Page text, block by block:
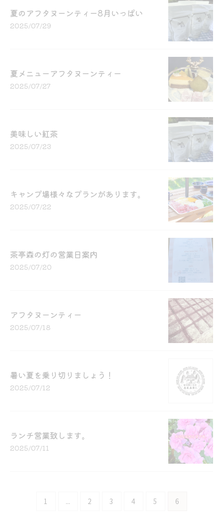
夏のアフタヌーンティー8月いっぱい
2025/07/29
夏メニューアフタヌーンティー
2025/07/27
美味しい紅茶
2025/07/23
キャンプ場様々なプランがあります。
2025/07/22
茶亭森の灯の営業日案内
2025/07/20
アフタヌーンティー
2025/07/18
暑い夏を乗り切りましょう！
2025/07/12
ランチ営業致します。
2025/07/11
1 ... 2 3 4 5 6